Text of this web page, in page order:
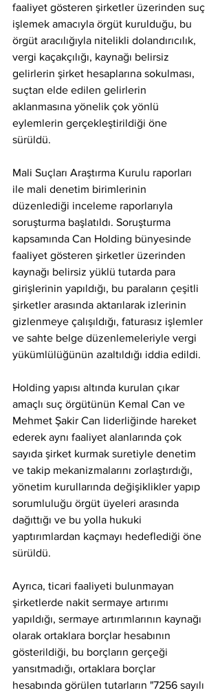
faaliyet gösteren şirketler üzerinden suç
işlemek amacıyla örgüt kurulduğu, bu
örgüt aracılığıyla nitelikli dolandırıcılık,
vergi kaçakçılığı, kaynağı belirsiz
gelirlerin şirket hesaplarına sokulması,
suçtan elde edilen gelirlerin
aklanmasına yönelik çok yönlü
eylemlerin gerçekleştirildiği öne
sürüldü.
Mali Suçları Araştırma Kurulu raporları
ile mali denetim birimlerinin
düzenlediği inceleme raporlarıyla
soruşturma başlatıldı. Soruşturma
kapsamında Can Holding bünyesinde
faaliyet gösteren şirketler üzerinden
kaynağı belirsiz yüklü tutarda para
girişlerinin yapıldığı, bu paraların çeşitli
şirketler arasında aktarılarak izlerinin
gizlenmeye çalışıldığı, faturasız işlemler
ve sahte belge düzenlemeleriyle vergi
yükümlülüğünün azaltıldığı iddia edildi.
Holding yapısı altında kurulan çıkar
amaçlı suç örgütünün Kemal Can ve
Mehmet Şakir Can liderliğinde hareket
ederek aynı faaliyet alanlarında çok
sayıda şirket kurmak suretiyle denetim
ve takip mekanizmalarını zorlaştırdığı,
yönetim kurullarında değişiklikler yapıp
sorumluluğu örgüt üyeleri arasında
dağıttığı ve bu yolla hukuki
yaptırımlardan kaçmayı hedeflediği öne
sürüldü.
Ayrıca, ticari faaliyeti bulunmayan
şirketlerde nakit sermaye artırımı
yapıldığı, sermaye artırımlarının kaynağı
olarak ortaklara borçlar hesabının
gösterildiği, bu borçların gerçeği
yansıtmadığı, ortaklara borçlar
hesabında görülen tutarların "7256 sayılı